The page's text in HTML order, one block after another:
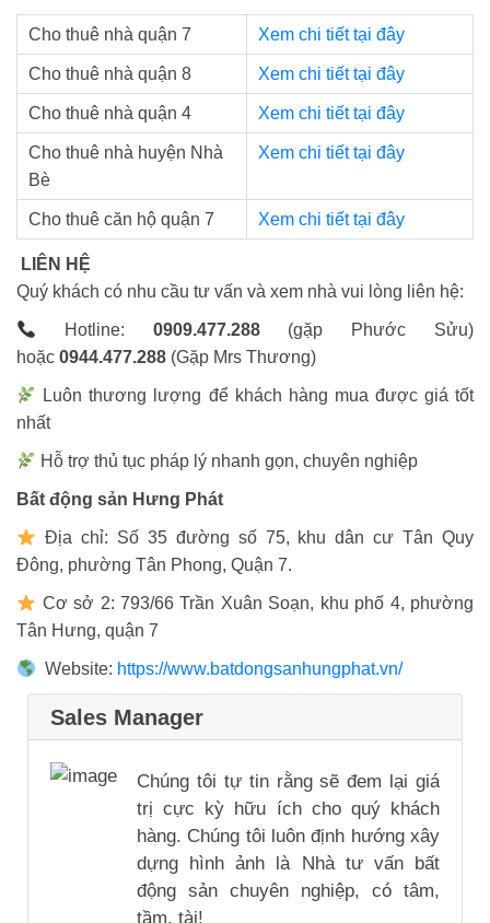
Cho thuê nhà quận 7 Xem chi tiết tại đây
Cho thuê nhà quận 8 Xem chi tiết tại đây
Cho thuê nhà quận 4 Xem chi tiết tại đây
Cho thuê nhà huyện Nhà
Bè
Xem chi tiết tại đây
Cho thuê căn hộ quận 7 Xem chi tiết tại đây
LIÊN HỆ
Quý khách có nhu cầu tư vấn và xem nhà vui lòng liên hệ:
Hotline: 0909.477.288(gặp Phước Sửu)
hoặc 0944.477.288 (Gặp Mrs Thương)
Luôn thương lượng để khách hàng mua được giá tốt
nhất
Hỗ trợ thủ tục pháp lý nhanh gọn, chuyên nghiệp
Bất động sản Hưng Phát
Địa chỉ: Số 35 đường số 75, khu dân cư Tân Quy
Đông, phường Tân Phong, Quận 7.
Cơ sở 2: 793/66 Trần Xuân Soạn, khu phố 4, phường
Tân Hưng, quận 7
Website: https://www.batdongsanhungphat.vn/
Sales Manager
Chúng tôi tự tin rằng sẽ đem lại giá
trị cực kỳ hữu ích cho quý khách
hàng. Chúng tôi luôn định hướng xây
dựng hình ảnh là Nhà tư vấn bất
động sản chuyên nghiệp, có tâm,
tầm, tài!